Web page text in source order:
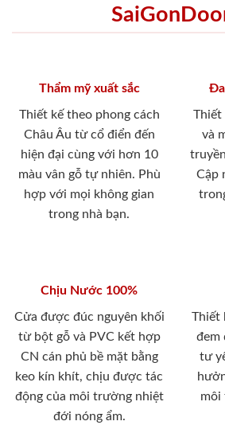
Thẩm mỹ xuất sắc
Thiết kế theo phong cách
Châu Âu từ cổ điển đến
hiện đại cùng với hơn 10
màu vân gỗ tự nhiên. Phù
hợp với mọi không gian
trong nhà bạn.
Thiết
và
Cập
Chịu Nước 100%
Cửa được đúc nguyên khối
từ bột gỗ và PVC kết hợp
CN cán phủ bề mặt bằng
keo kín khít, chịu được tác
động của môi trường nhiệt
đới nóng ẩm.
Thiết
đem
tư
môi